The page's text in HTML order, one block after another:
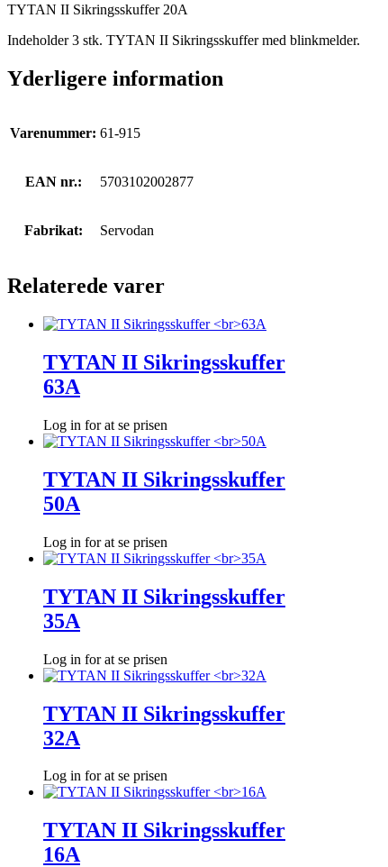
TYTAN II Sikringsskuffer 20A
Indeholder 3 stk. TYTAN II Sikringsskuffer med blinkmelder.
Yderligere information
Varenummer: 61-915
EAN nr.: 5703102002877
Fabrikat: Servodan
Relaterede varer
TYTAN II Sikringsskuffer
63A
Log in for at se prisen
TYTAN II Sikringsskuffer
50A
Log in for at se prisen
TYTAN II Sikringsskuffer
35A
Log in for at se prisen
TYTAN II Sikringsskuffer
32A
Log in for at se prisen
TYTAN II Sikringsskuffer
16A